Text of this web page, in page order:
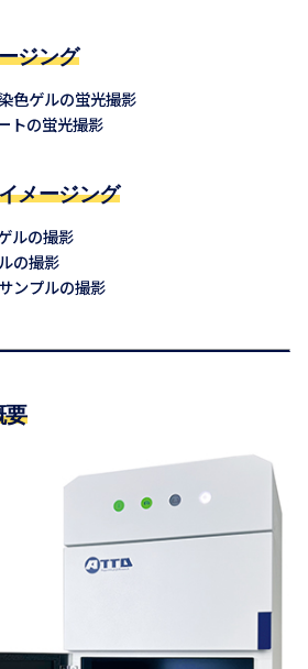
ジング
色ゲルの蛍光撮影
トの蛍光撮影
メージング
ルの撮影
の撮影
ンプルの撮影
要